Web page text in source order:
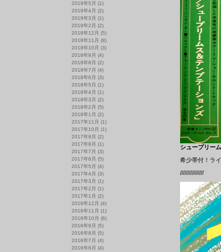
シュープリー
希少帯付！ラ
////////////////
2019年5月 (1)
2019年4月 (2)
2019年3月 (1)
2019年2月 (2)
2018年12月 (5)
2018年11月 (8)
2018年10月 (3)
2018年9月 (4)
2018年8月 (2)
2018年7月 (4)
2018年6月 (3)
2018年5月 (1)
2018年4月 (1)
2018年3月 (2)
2018年2月 (5)
2018年1月 (2)
2017年11月 (1)
2017年10月 (1)
2017年9月 (2)
2017年8月 (1)
2017年7月 (3)
2017年6月 (5)
2017年5月 (4)
2017年4月 (3)
2017年3月 (1)
2017年2月 (1)
2017年1月 (2)
2016年12月 (4)
2016年11月 (1)
2016年10月 (6)
2016年9月 (5)
2016年8月 (5)
2016年7月 (4)
2016年6月 (4)